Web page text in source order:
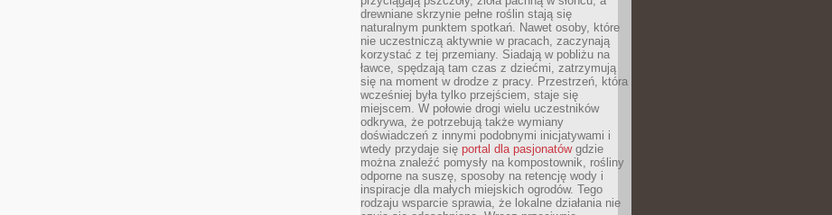
drewniane skrzynie pełne roślin stają się
naturalnym punktem spotkań. Nawet osoby, które
nie uczestniczą aktywnie w pracach, zaczynają
korzystać z tej przemiany. Siadają w pobliżu na
ławce, spędzają tam czas z dziećmi, zatrzymują
się na moment w drodze z pracy. Przestrzeń, która
wcześniej była tylko przejściem, staje się
miejscem. W połowie drogi wielu uczestników
odkrywa, że potrzebują także wymiany
doświadczeń z innymi podobnymi inicjatywami i
wtedy przydaje się portal dla pasjonatówgdzie
można znaleźć pomysły na kompostownik, rośliny
odporne na suszę, sposoby na retencję wody i
inspiracje dla małych miejskich ogrodów. Tego
rodzaju wsparcie sprawia, że lokalne działania nie